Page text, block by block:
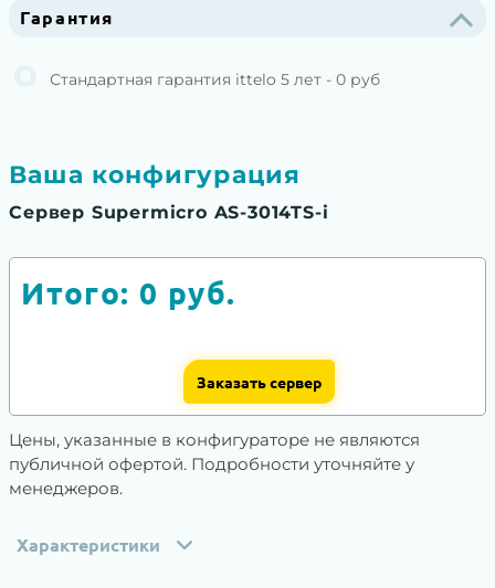
Гарантия
Стандартная гарантия ittelo 5 лет - 0 руб
Ваша конфигурация
Сервер Supermicro AS-3014TS-i
Итого: 0 руб.
Заказать сервер
Цены, указанные в конфигураторе не являются
публичной офертой. Подробности уточняйте у
менеджеров.
Характеристики